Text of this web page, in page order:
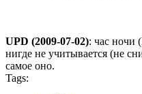
UPD (2009-07-02): час ночи
нигде не учитывается (не
самое оно.
Tags: